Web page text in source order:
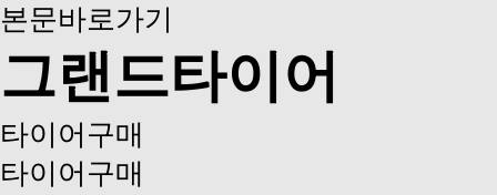
본문바로가기
그랜드타이어
타이어구매
타이어구매